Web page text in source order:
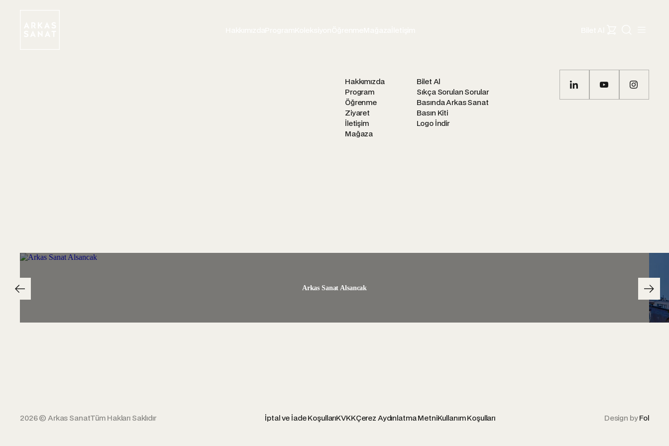
Hakkımızda
Program
Öğrenme
Ziyaret
İletişim
Mağaza
Bilet Al
Sıkça Sorulan Sorular
Basında Arkas Sanat
Basın Kiti
Logo İndir
Arkas Sanat Alsancak
2026 © Arkas SanatTüm Hakları Saklıdır İptal ve İade KoşullarıKVKKÇerez Aydınlatma MetniKullanım Koşulları Design byFol